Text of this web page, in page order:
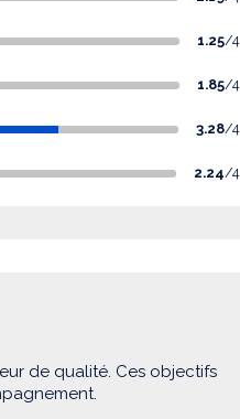
1.25/4
1.85/4
3.28/4
2.24/4
de qualité. Ces objectifs